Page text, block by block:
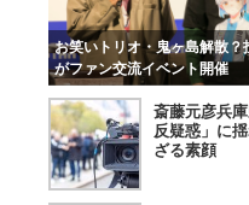
お笑いトリオ・鬼ヶ島解散？
がファン交流イベント開催
斎藤元彦兵
反疑惑」に
ざる素顔